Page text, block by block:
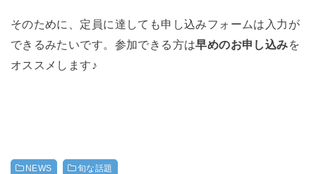
そのために、定員に達しても申し込みフォームは入力が
できるみたいです。参加できる方は早めのお申し込みを
オススメします♪
NEWS 旬な話題